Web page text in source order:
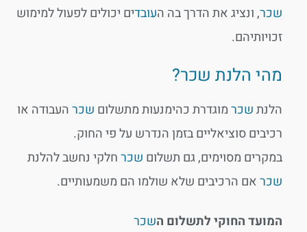
שכר, ונציג את הדרך בה העובדים יכולים לפעול למימוש
זכויותיהם.
מהי הלנת שכר?
הלנתשכרמוגדרת כהימנעות מתשלוםשכרהעבודה או
רכיבים סוציאליים בזמן הנדרש על פי החוק.
במקרים מסוימים, גם תשלוםשכרחלקי נחשב להלנת
שכראם הרכיבים שלא שולמו הם משמעותיים.
המועד החוקי לתשלום השכר